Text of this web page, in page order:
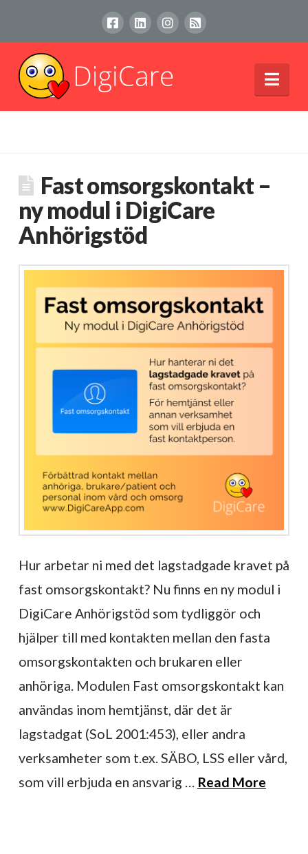
Fast omsorgskontakt –
ny modul i DigiCare
Anhörigstöd
Hur arbetar ni med det lagstadgade kravet på
fast omsorgskontakt? Nu finns en ny modul i
DigiCare Anhörigstöd som tydliggör och
hjälper till med kontakten mellan den fasta
omsorgskontakten och brukaren eller
anhöriga. Modulen Fast omsorgskontakt kan
användas inom hemtjänst, där det är
lagstadgat (SoL 2001:453), eller andra
verksamheter som t.ex. SÄBO, LSS eller vård,
som vill erbjuda en ansvarig … Read More